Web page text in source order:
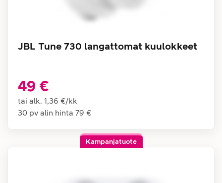
JBL Tune 730 langattomat kuulokkeet
49 €
tai alk. 1,36 €/kk
30 pv alin hinta 79 €
Kampanjatuote